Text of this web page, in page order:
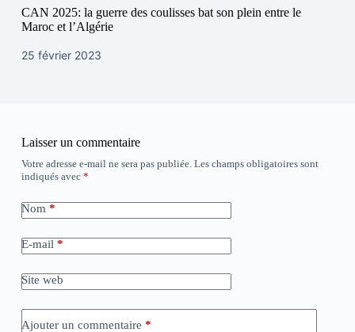
CAN 2025: la guerre des coulisses bat son plein entre le
Maroc et l’Algérie
25 février 2023
Laisser un commentaire
Votre adresse e-mail ne sera pas publiée. Les champs obligatoires sont
indiqués avec *
Nom *
E-mail *
Site web
Ajouter un commentaire *